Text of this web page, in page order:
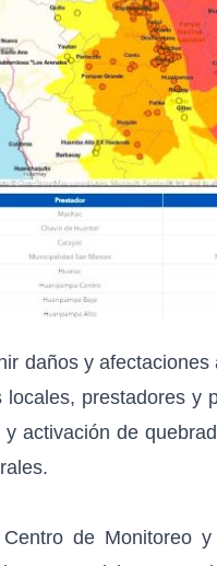
daños y
prestadores y
activación de
de Monitoreo